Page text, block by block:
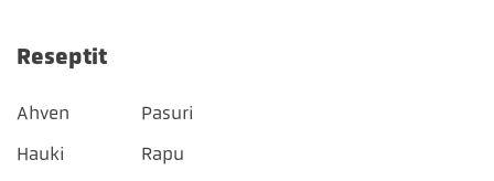
Reseptit
Ahven
Hauki
Pasuri
Rapu